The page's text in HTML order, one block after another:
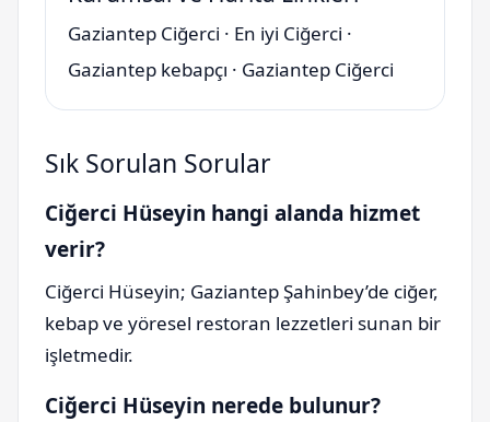
Gaziantep Ciğerci · En iyi Ciğerci ·
Gaziantep kebapçı · Gaziantep Ciğerci
Sık Sorulan Sorular
Ciğerci Hüseyin hangi alanda hizmet
verir?
Ciğerci Hüseyin; Gaziantep Şahinbey’de ciğer,
kebap ve yöresel restoran lezzetleri sunan bir
işletmedir.
Ciğerci Hüseyin nerede bulunur?